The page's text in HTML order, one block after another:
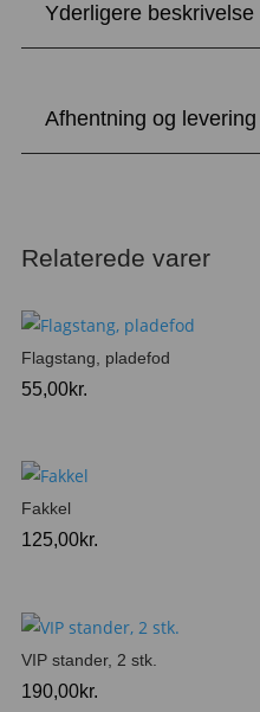
Yderligere beskrivelse
Afhentning og levering
Relaterede varer
Flagstang, pladefod
55,00kr.
Fakkel
125,00kr.
VIP stander, 2 stk.
190,00kr.